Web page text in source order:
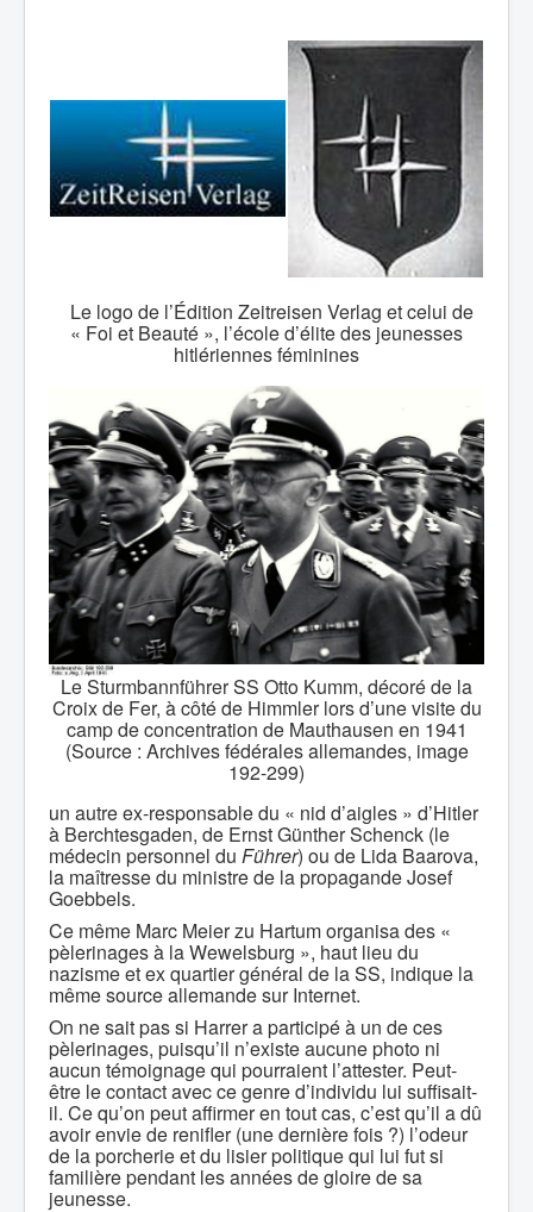
Le logo de l’Édition Zeitreisen Verlag et celui de
« Foi et Beauté », l’école d’élite des jeunesses
hitlériennes féminines
Le Sturmbannführer SS Otto Kumm, décoré de la
Croix de Fer, à côté de Himmler lors d’une visite du
camp de concentration de Mauthausen en 1941
(Source : Archives fédérales allemandes, image
192-299)
un autre ex-responsable du « nid d’aigles » d’Hitler
à Berchtesgaden, de Ernst Günther Schenck (le
médecin personnel du Führer) ou de Lida Baarova,
la maîtresse du ministre de la propagande Josef
Goebbels.
Ce même Marc Meier zu Hartum organisa des «
pèlerinages à la Wewelsburg », haut lieu du
nazisme et ex quartier général de la SS, indique la
même source allemande sur Internet.
On ne sait pas si Harrer a participé à un de ces
pèlerinages, puisqu’il n’existe aucune photo ni
aucun témoignage qui pourraient l’attester. Peut-
être le contact avec ce genre d’individu lui suffisait-
il. Ce qu’on peut affirmer en tout cas, c’est qu’il a dû
avoir envie de renifler (une dernière fois ?) l’odeur
de la porcherie et du lisier politique qui lui fut si
familière pendant les années de gloire de sa
jeunesse.